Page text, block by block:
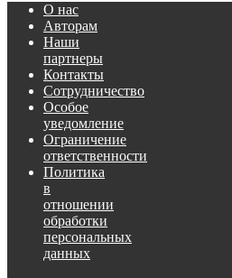
О нас
Авторам
Наши
партнеры
Контакты
Сотрудничество
Особое
уведомление
Ограничение
ответственности
Политика
в
отношении
обработки
персональных
данных